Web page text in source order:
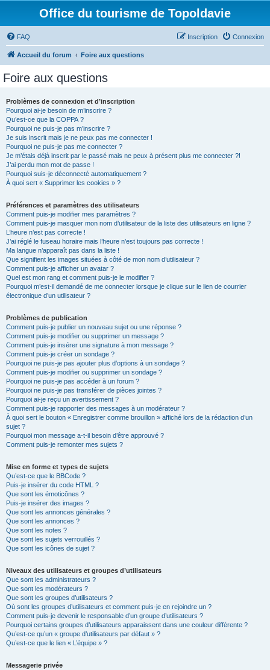
Office du tourisme de Topoldavie
FAQ Connexion
Inscription
Accueil du forum Foire aux questions
Foire aux questions
Problèmes de connexion et d’inscription
Pourquoi ai-je besoin de m’inscrire ?
Qu’est-ce que la COPPA ?
Pourquoi ne puis-je pas m’inscrire ?
Je suis inscrit mais je ne peux pas me connecter !
Pourquoi ne puis-je pas me connecter ?
Je m’étais déjà inscrit par le passé mais ne peux à présent plus me connecter ?!
J’ai perdu mon mot de passe !
Pourquoi suis-je déconnecté automatiquement ?
À quoi sert « Supprimer les cookies » ?
Préférences et paramètres des utilisateurs
Comment puis-je modifier mes paramètres ?
Comment puis-je masquer mon nom d’utilisateur de la liste des utilisateurs en ligne ?
L’heure n’est pas correcte !
J’ai réglé le fuseau horaire mais l’heure n’est toujours pas correcte !
Ma langue n’apparaît pas dans la liste !
Que signifient les images situées à côté de mon nom d’utilisateur ?
Comment puis-je afficher un avatar ?
Quel est mon rang et comment puis-je le modifier ?
Pourquoi m’est-il demandé de me connecter lorsque je clique sur le lien de courrier
électronique d’un utilisateur ?
Problèmes de publication
Comment puis-je publier un nouveau sujet ou une réponse ?
Comment puis-je modifier ou supprimer un message ?
Comment puis-je insérer une signature à mon message ?
Comment puis-je créer un sondage ?
Pourquoi ne puis-je pas ajouter plus d’options à un sondage ?
Comment puis-je modifier ou supprimer un sondage ?
Pourquoi ne puis-je pas accéder à un forum ?
Pourquoi ne puis-je pas transférer de pièces jointes ?
Pourquoi ai-je reçu un avertissement ?
Comment puis-je rapporter des messages à un modérateur ?
À quoi sert le bouton « Enregistrer comme brouillon » affiché lors de la rédaction d’un
sujet ?
Pourquoi mon message a-t-il besoin d’être approuvé ?
Comment puis-je remonter mes sujets ?
Mise en forme et types de sujets
Qu’est-ce que le BBCode ?
Puis-je insérer du code HTML ?
Que sont les émoticônes ?
Puis-je insérer des images ?
Que sont les annonces générales ?
Que sont les annonces ?
Que sont les notes ?
Que sont les sujets verrouillés ?
Que sont les icônes de sujet ?
Niveaux des utilisateurs et groupes d’utilisateurs
Que sont les administrateurs ?
Que sont les modérateurs ?
Que sont les groupes d’utilisateurs ?
Où sont les groupes d’utilisateurs et comment puis-je en rejoindre un ?
Comment puis-je devenir le responsable d’un groupe d’utilisateurs ?
Pourquoi certains groupes d’utilisateurs apparaissent dans une couleur différente ?
Qu’est-ce qu’un « groupe d’utilisateurs par défaut » ?
Qu’est-ce que le lien « L’équipe » ?
Messagerie privée